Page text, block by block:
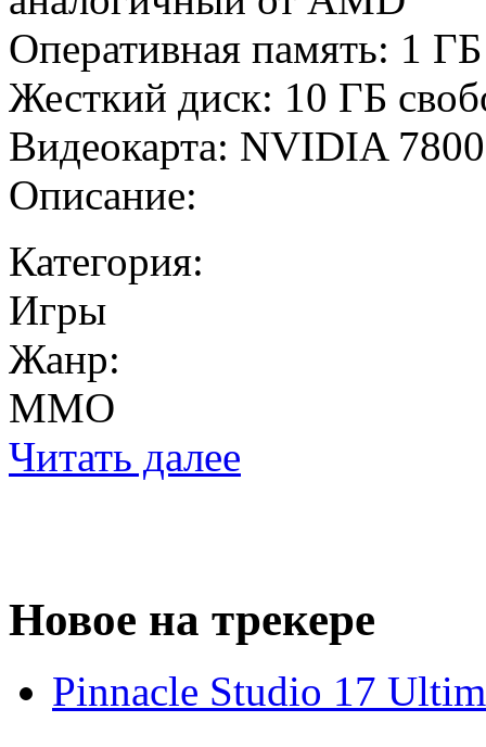
Оперативная память: 1 ГБ
Жесткий диск: 10 ГБ
Видеокарта: NVIDIA
Описание:
Категория:
Игры
Жанр:
MMO
Читать далее
Новое на трекере
Pinnacle Studio 17